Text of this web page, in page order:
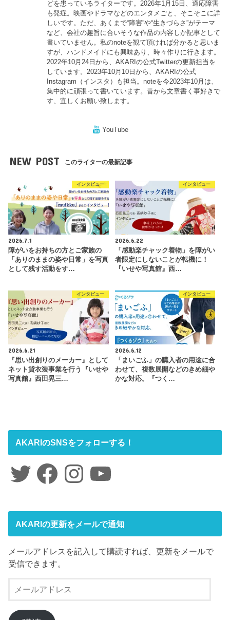
どを患っているライターです。2026年1月15日、適応障害
も発症。映画やドラマなどのエンタメごと、そこそこに詳
しいです。ただ、あくまで“障害”や“生きづらさ”がテーマ
など、会社の趣旨に合いそうな作品の内容しか記事として
書いていません。私のnoteを観て頂ければ分かると思いま
すが、ハンドメイドにも興味あり、時々作りに行きます。
2022年10月24日から、AKARIの公式Twitterの更新担当を
しています。2023年10月10日から、AKARIの公式
Instagram（インスタ）も担当。noteを今2023年10月は、
集中的に頑張って書いています。昔から文章書く事好きで
す、宜しくお願い致します。
YouTube
NEW POST このライターの最新記事
インタビュー
2026.7.1
障がいをお持ちの方とご家族の
「ありのままの姿や日常」を写真
として残す活動をす…
インタビュー
2026.6.22
「感動楽チャック着物」を障がい
者限定にしないことが転機に！
『いせや写真館』西…
インタビュー
2026.6.21
『思い出創りのメーカー』として
ネット貸衣装事業を行う『いせや
写真館』西田晃三…
インタビュー
2026.6.12
「まいごふ」の購入者の用途に合
わせて、複数展開などのきめ細や
かな対応。『つく…
AKARIのSNSをフォローする！
Twitter FacebookInstagramYouTube
AKARIの更新をメールで通知
メールアドレスを記入して購読すれば、更新をメールで
受信できます。
ー